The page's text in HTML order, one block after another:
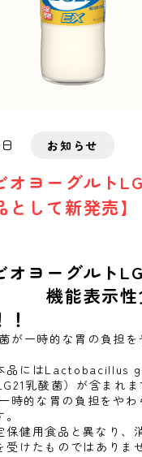
お知らせ
オヨーグルト
して新発売】
オヨーグルト
示性食
が一時的な胃の負担
品にはLactobacillus
乳酸菌）が含まれま
時的な胃の負担をやわ
健用食品と異なり、
受けたものではありま